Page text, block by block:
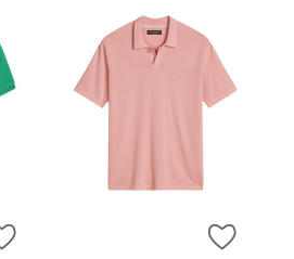
ZUR WUNSCHLISTE HINZUFÜGEN
ZUR